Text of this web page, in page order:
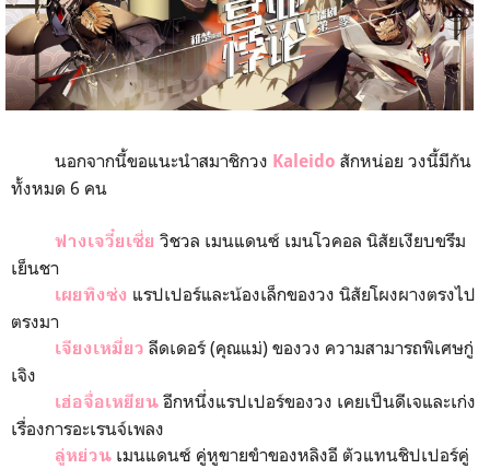
นอกจากนี้ขอแนะนำสมาชิกวง Kaleido สักหน่อย วงนี้มีกัน
ทั้งหมด 6 คน
ฟางเจวี๋ยเซี่ย วิชวล เมนแดนซ์ เมนโวคอล นิสัยเงียบขรึม
เย็นชา
เผยทิงซ่ง แรปเปอร์และน้องเล็กของวง นิสัยโผงผางตรงไป
ตรงมา
เจียงเหมี่ยว ลีดเดอร์ (คุณแม่) ของวง ความสามารถพิเศษกู่
เจิง
เฮ่อจื่อเหยียน อีกหนึ่งแรปเปอร์ของวง เคยเป็นดีเจและเก่ง
เรื่องการอะเรนจ์เพลง
ลู่หย่วน เมนแดนซ์ คู่หูขายขำของหลิงอี ตัวแทนชิปเปอร์คู่